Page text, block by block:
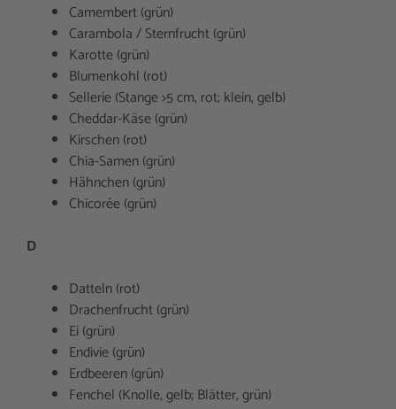
Camembert (grün)
Carambola / Sternfrucht (grün)
Karotte (grün)
Blumenkohl (rot)
Sellerie (Stange >5 cm, rot; klein, gelb)
Cheddar-Käse (grün)
Kirschen (rot)
Chia-Samen (grün)
Hähnchen (grün)
Chicorée (grün)
D
Datteln (rot)
Drachenfrucht (grün)
Ei (grün)
Endivie (grün)
Erdbeeren (grün)
Fenchel (Knolle, gelb; Blätter, grün)